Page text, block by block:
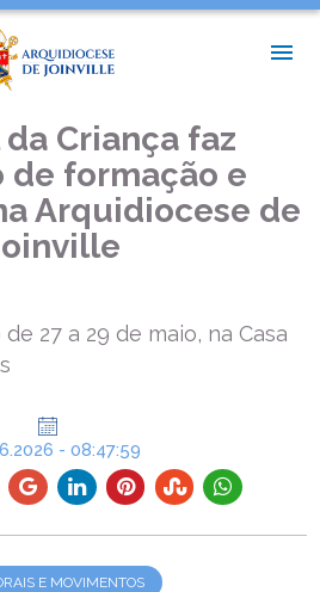
ENCONTRO DE FORMAÇÃO E
DE JOINVILLE
Criança faz
de formação e
Arquidiocese de
27 a 29 de maio, na Casa
- 08:47:59
E MOVIMENTOS